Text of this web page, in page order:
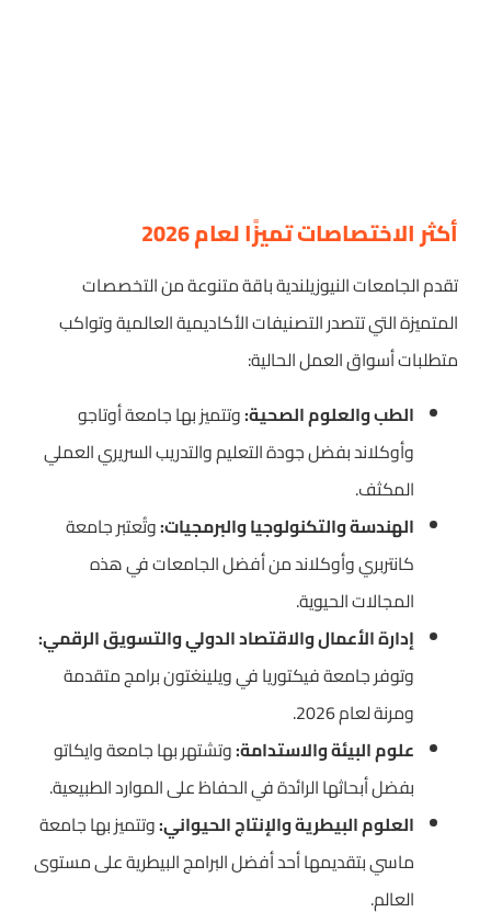
أكثر الاختصاصات تميزًا لعام 2026
تقدم الجامعات النيوزيلندية باقة متنوعة من التخصصات
المتميزة التي تتصدر التصنيفات الأكاديمية العالمية وتواكب
متطلبات أسواق العمل الحالية:
الطب والعلوم الصحية:وتتميز بها جامعة أوتاجو
وأوكلاند بفضل جودة التعليم والتدريب السريري العملي
المكثف.
الهندسة والتكنولوجيا والبرمجيات:وتُعتبر جامعة
كانتربري وأوكلاند من أفضل الجامعات في هذه
المجالات الحيوية.
إدارة الأعمال والاقتصاد الدولي والتسويق الرقمي:
وتوفر جامعة فيكتوريا في ويلينغتون برامج متقدمة
ومرنة لعام 2026.
علوم البيئة والاستدامة:وتشتهر بها جامعة وايكاتو
بفضل أبحاثها الرائدة في الحفاظ على الموارد الطبيعية.
العلوم البيطرية والإنتاج الحيواني:وتتميز بها جامعة
ماسي بتقديمها أحد أفضل البرامج البيطرية على مستوى
العالم.